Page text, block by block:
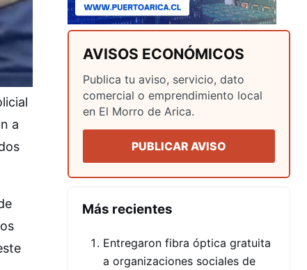
a
AVISOS ECONÓMICOS
Publica tu aviso, servicio, dato
comercial o emprendimiento local
en El Morro de Arica.
PUBLICAR AVISO
Más recientes
Entregaron fibra óptica gratuita
a organizaciones sociales de